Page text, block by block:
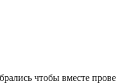
чтобы вместе